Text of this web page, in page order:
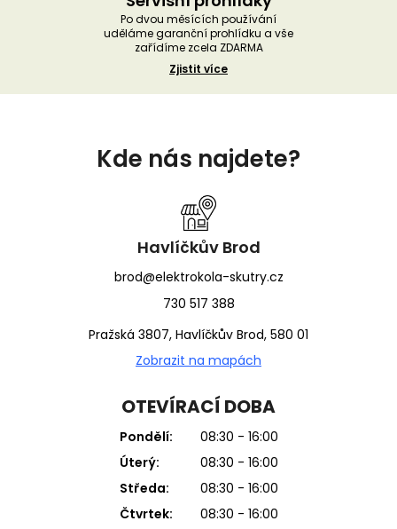
Po dvou měsících používání
uděláme garanční prohlídku a vše
zařídíme zcela ZDARMA
Zjistit více
Kde nás najdete?
Havlíčkův Brod
brod@elektrokola-skutry.cz
730 517 388
Pražská 3807, Havlíčkův Brod, 580 01
Zobrazit na mapách
OTEVÍRACÍ DOBA
Pondělí:
08:30 - 16:00
Úterý:
08:30 - 16:00
Středa:
08:30 - 16:00
Čtvrtek:
08:30 - 16:00